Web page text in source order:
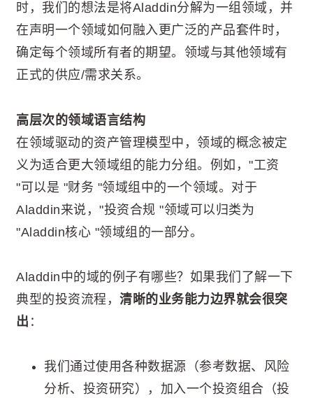
时，我们的想法是将Aladdin分解为一组领域，并
在声明一个领域如何融入更广泛的产品套件时，
确定每个领域所有者的期望。领域与其他领域有
正式的供应/需求关系。
高层次的领域语言结构
在领域驱动的资产管理模型中，领域的概念被定
义为适合更大领域组的能力分组。例如，"工资
"可以是 "财务 "领域组中的一个领域。对于
Aladdin来说，"投资合规 "领域可以归类为
"Aladdin核心 "领域组的一部分。
Aladdin中的域的例子有哪些？如果我们了解一下
典型的投资流程， 清晰的业务能力边界就会很突
出 ：
我们通过使用各种数据源（参考数据、风险
分析、投资研究），加入一个投资组合（投